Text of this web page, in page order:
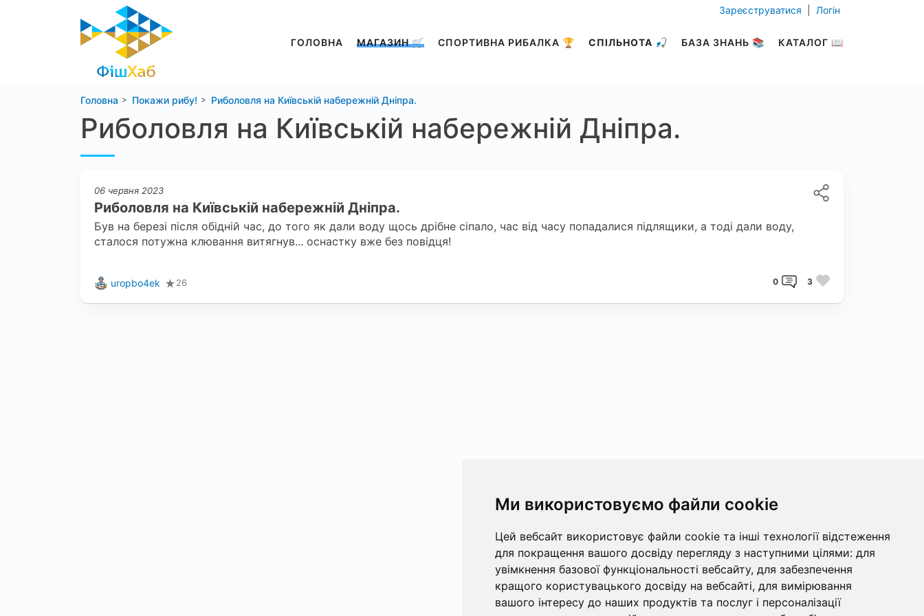
Ми використовуємо файли cookie
Цей вебсайт використовує файли cookie та інші технології відстеження
для покращення вашого досвіду перегляду з наступними цілями: для
увімкнення базової функціональності вебсайту, для забезпечення
кращого користувацького досвіду на вебсайті, для вимірювання
вашого інтересу до наших продуктів та послуг і персоналізації
ГОЛОВНА МАГАЗИН 🛒 СПОРТИВНА РИБАЛКА 🏆 СПІЛЬНОТА 🎣 БАЗА ЗНАНЬ 📚 КАТАЛОГ 📖
Зареєструватися Логін
Головна Покажи рибу! Риболовля на Київській набережній Дніпра.
Риболовля на Київській набережній Дніпра.
06 червня 2023
Риболовля на Київській набережній Дніпра.
Був на березі після обідній час, до того як дали воду щось дрібне сіпало, час від часу попадалися підлящики, а тоді дали воду,
сталося потужна клювання витягнув... оснастку вже без повідця!
uropbo4ek 26 0 3